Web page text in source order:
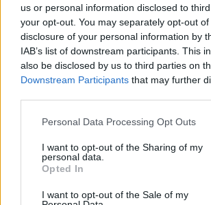
us or personal information disclosed to
your opt-out. You may separately opt-out
disclosure of your personal information by
IAB’s list of downstream participants. This
also be disclosed by us to third parties on
Downstream Participants that may further
Please note that this website/app uses one
not limited to your visit or usage behaviour.
grant or deny consent to Google and its
use your data for below specified purposes
consent section.
Personal Data Processing Opt Outs
I want to opt-out of the Sharing of my
personal data.
Opted In
I want to opt-out of the Sale of my
Monyo Fat Cat
Madnezz•2020. április 01.
Illat: édes maláta, citrusos komló
Szín: arany Hibátlan lager, édes,
kesernyés utóíz. Abszolút minden